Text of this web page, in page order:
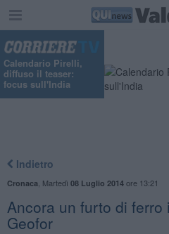
Calendario Pirelli,
diffuso il teaser:
focus sull'India
Indietro
Cronaca Martedì 08 Luglio 2014ore 13:21
Ancora un furto di
Geofor